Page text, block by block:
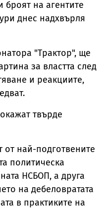
на агентите
днес надхвърля
"Трактор", ще
за властта след
и реакциите,
твърде
от най-подготвените
политическа
НСБОП, а друга
на дебеловратата
в практиките на